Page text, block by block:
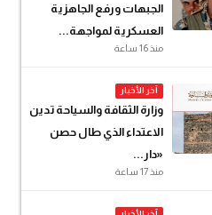
الجبهات ورفع الجاهزية
العسكرية لمواجهة...
منذ 16 ساعة
آخر الأخبار
وزارة الثقافة والسياحة تدين
الاعتداء الذي طال حصن
«دار...
منذ 17 ساعة